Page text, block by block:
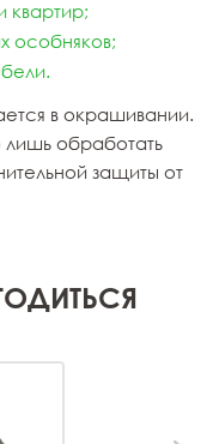
квартир;
особняков;
в окрашивании.
обработать
защиты от